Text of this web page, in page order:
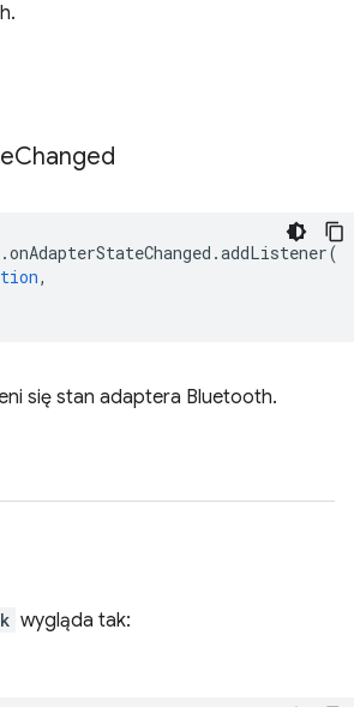
Changed
.onAdapterStateChanged .addListener(
,
się stan adaptera Bluetooth.
wygląda tak: